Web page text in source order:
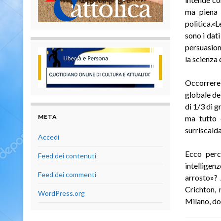
ma
sono i
la scienza
globale
di 1/3 di
ma tut­to
Ecco
arrosto»?
Crichton,
Milano,
META
Accedi
Feed dei contenuti
Feed dei commenti
WordPress.org